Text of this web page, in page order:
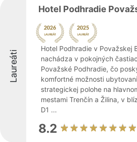
Laureáti
Hotel Podhradie
Hotel Podhradie v Považskej
nachádza v pokojných
Považské Podhradie, čo
komfortné možnosti
strategickej polohe na
mestami Trenčín a Žilina, v
D1 ...
8.2